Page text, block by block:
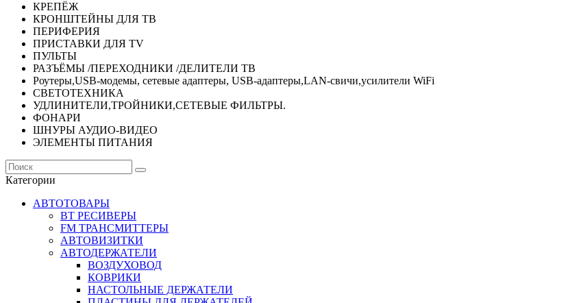
КРЕПЁЖ
КРОНШТЕЙНЫ ДЛЯ ТВ
ПЕРИФЕРИЯ
ПРИСТАВКИ ДЛЯ TV
ПУЛЬТЫ
РАЗЪЁМЫ /ПЕРЕХОДНИКИ /ДЕЛИТЕЛИ ТВ
Роутеры,USB-модемы, сетевые адаптеры, USB-адаптеры,LAN-свичи,усилители WiFi
СВЕТОТЕХНИКА
УДЛИНИТЕЛИ,ТРОЙНИКИ,СЕТЕВЫЕ ФИЛЬТРЫ.
ФОНАРИ
ШНУРЫ АУДИО-ВИДЕО
ЭЛЕМЕНТЫ ПИТАНИЯ
Категории
АВТОТОВАРЫ
BT РЕСИВЕРЫ
FM ТРАНСМИТТЕРЫ
АВТОВИЗИТКИ
АВТОДЕРЖАТЕЛИ
ВОЗДУХОВОД
КОВРИКИ
НАСТОЛЬНЫЕ ДЕРЖАТЕЛИ